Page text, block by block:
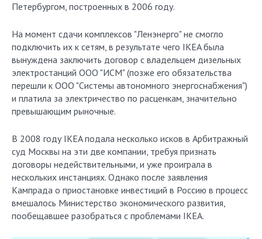
Петербургом, построенных в 2006 году.
На момент сдачи комплексов "Ленэнерго" не смогло
подключить их к сетям, в результате чего IKEA была
вынуждена заключить договор с владельцем дизельных
электростанций ООО "ИСМ" (позже его обязательства
перешли к ООО "Системы автономного энергоснабжения")
и платила за электричество по расценкам, значительно
превышающим рыночные.
В 2008 году IKEA подала несколько исков в Арбитражный
суд Москвы на эти две компании, требуя признать
договоры недействительными, и уже проиграла в
нескольких инстанциях. Однако после заявления
Кампрада о приостановке инвестиций в Россию в процесс
вмешалось Министерство экономического развития,
пообещавшее разобраться с проблемами IKEA.